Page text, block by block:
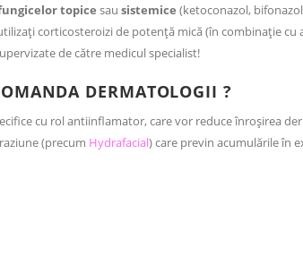
topice sau sistemice (ketoconazol,
corticosteroizi de potență mică (în combinație cu
de către medicul specialist!
DERMATOLOGII ?
cu rol antiinflamator, care vor reduce înroșirea
(precum Hydrafacial) care previn acumulările în